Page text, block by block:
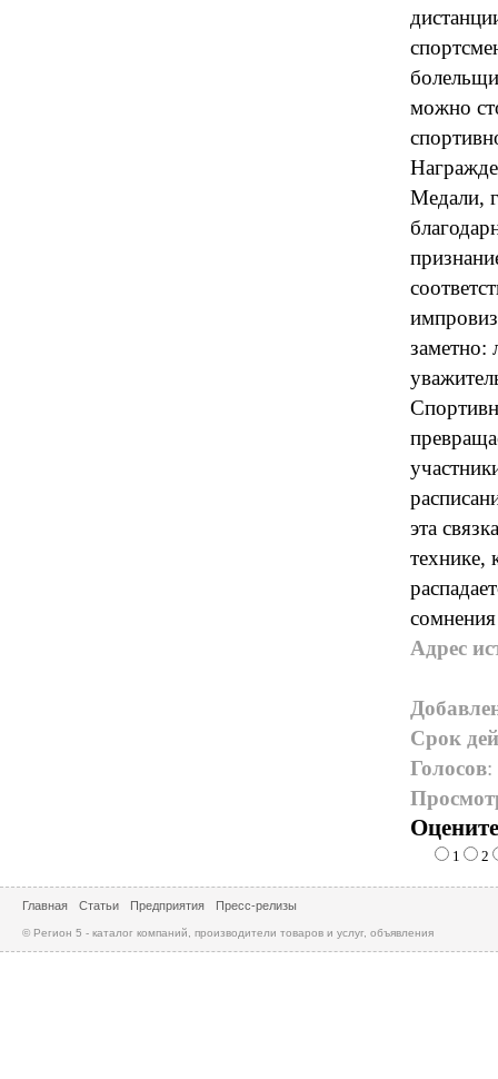
можно
Медали,
заметно:
эта
технике,
сомнения
Адрес
Срок
Голосов:
1 2
Главная Статьи Предприятия Пресс-релизы
© Регион 5 - каталог компаний, производители товаров и услуг, объявления